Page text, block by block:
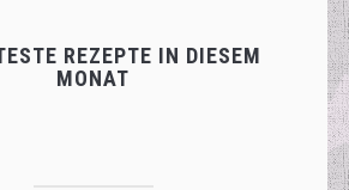
REZEPTE IN DIESEM
MONAT